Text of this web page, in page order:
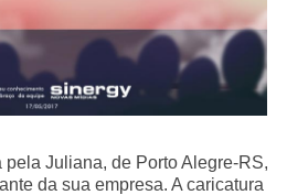
Juliana, de Porto Alegre-RS,
da sua empresa. A caricatura